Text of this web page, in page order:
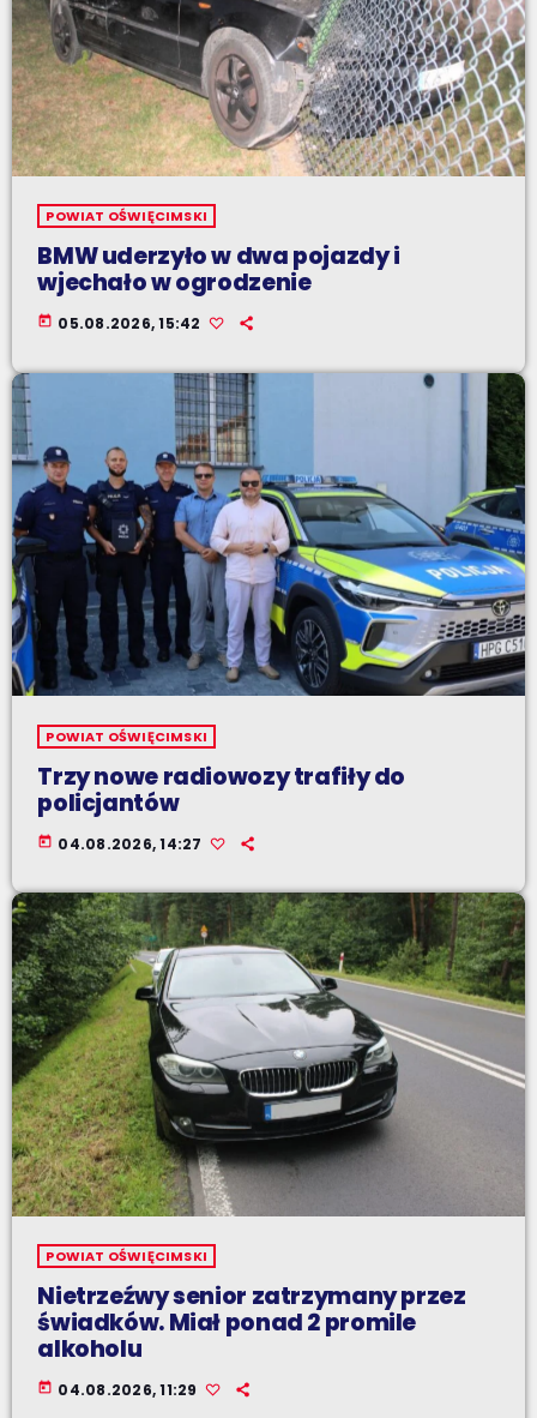
POWIAT OŚWIĘCIMSKI
BMW uderzyło w dwa pojazdy i
wjechało w ogrodzenie
today 05.08.2026, 15:42
POWIAT OŚWIĘCIMSKI
Trzy nowe radiowozy trafiły do
policjantów
today 04.08.2026, 14:27
POWIAT OŚWIĘCIMSKI
Nietrzeźwy senior zatrzymany przez
świadków. Miał ponad 2 promile
alkoholu
today 04.08.2026, 11:29